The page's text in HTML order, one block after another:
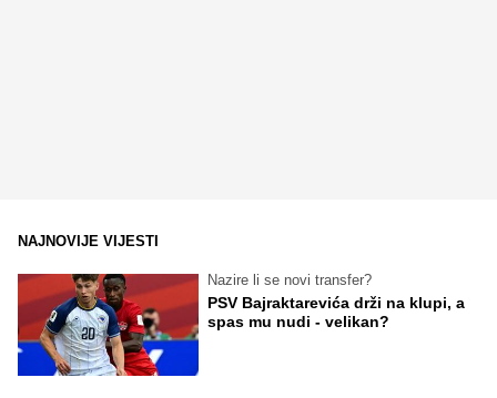
NAJNOVIJE VIJESTI
Nazire li se novi transfer?
PSV Bajraktarevića drži na klupi, a
spas mu nudi - velikan?